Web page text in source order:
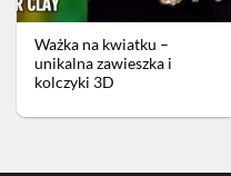
Ważka na kwiatku –
unikalna zawieszka i
kolczyki 3D